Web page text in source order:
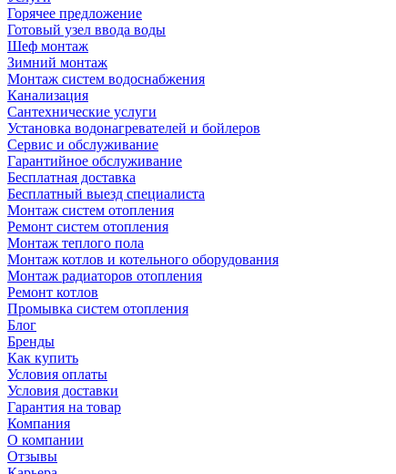
Горячее предложение
Готовый узел ввода воды
Шеф монтаж
Зимний монтаж
Монтаж систем водоснабжения
Канализация
Сантехнические услуги
Установка водонагревателей и бойлеров
Сервис и обслуживание
Гарантийное обслуживание
Бесплатная доставка
Бесплатный выезд специалиста
Монтаж систем отопления
Ремонт систем отопления
Монтаж теплого пола
Монтаж котлов и котельного оборудования
Монтаж радиаторов отопления
Ремонт котлов
Промывка систем отопления
Блог
Бренды
Как купить
Условия оплаты
Условия доставки
Гарантия на товар
Компания
О компании
Отзывы